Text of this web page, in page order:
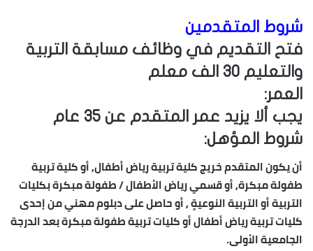
شروط المتقدمين
فتح التقديم في وظائف مسابقة التربية
والتعليم 30 الف معلم
العمر:
يجب ألا يزيد عمر المتقدم عن 35 عام
شروط المؤهل:
أن يكون المتقدم خريج كلية تربية رياض أطفال, أو كلية تربية
طفولة مبكرة, أو قسمي رياض الأطفال / طفولة مبكرة بكليات
التربية أو التربية النوعيةٍ , أو حاصل على دبلوم مهني من إحدى
كليات تربية رياض أطفال أو كليات تربية طفولة مبكرة بعد الدرجة
الجامعية الأولى.